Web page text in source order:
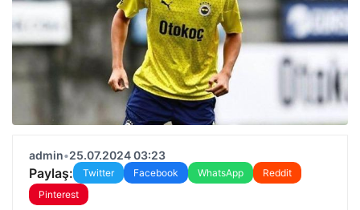
admin•25.07.2024 03:23
Paylaş: Twitter Facebook WhatsApp
Reddit
Pinterest